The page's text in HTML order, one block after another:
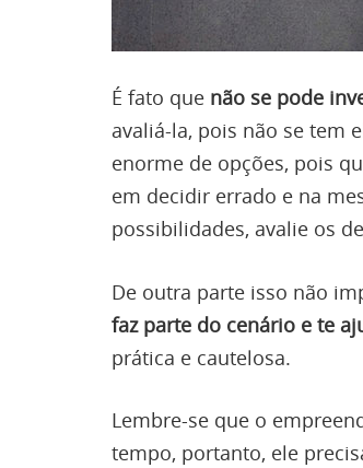
É fato que não se pode
avaliá-la, pois não se tem
enorme de opções, pois
em decidir errado e na
possibilidades, avalie os
De outra parte isso não
faz parte do cenário e te
prática e cautelosa.
Lembre-se que o
tempo, portanto, ele